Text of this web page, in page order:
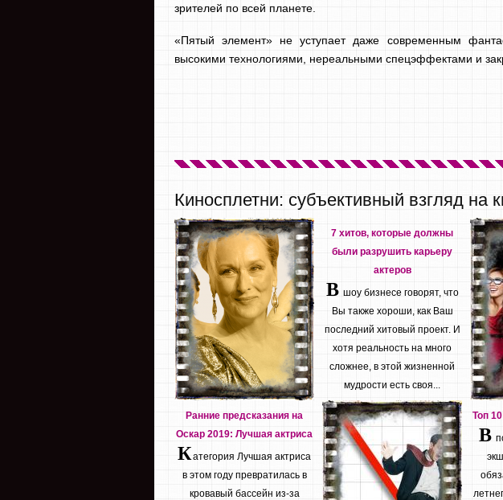
зрителей по всей планете.
«Пятый элемент» не уступает даже современным
высокими технологиями, нереальными спецэффектами и
Киносплетни: субъективный взгляд на
Ранние предсказания на
Оскар 2019: Лучшая актриса
Категория Лучшая актриса
в этом году превратилась в
кровавый бассейн из-за
7 хитов, которые должны
были разрушить карьеру
актеров
В шоу бизнесе говорят, что
Вы также хороши, как Ваш
последний хитовый проект. И
хотя реальность на много
сложнее, в этой жизненной
мудрости есть своя...
Топ
В